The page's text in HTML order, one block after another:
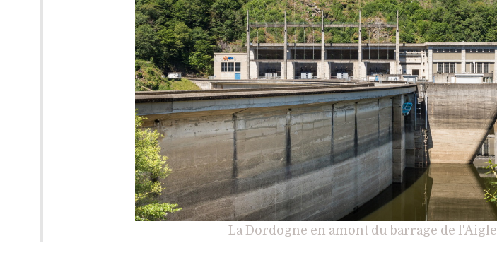
La Dordogne en amont du barrage de l'Aigle